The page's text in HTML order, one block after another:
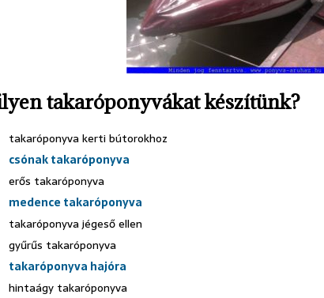
takaróponyvákat készítünk?
takaróponyva kerti bútorokhoz
csónak takaróponyva
erős takaróponyva
medence takaróponyva
takaróponyva jégeső ellen
gyűrűs takaróponyva
takaróponyva hajóra
hintaágy takaróponyva